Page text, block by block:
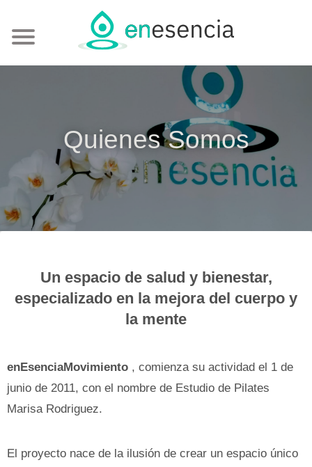
Quienes Somos
Un espacio de salud y bienestar,
especializado en la mejora del cuerpo y
la mente
enEsenciaMovimiento , comienza su actividad el 1 de
junio de 2011, con el nombre de Estudio de Pilates
Marisa Rodriguez.
El proyecto nace de la ilusión de crear un espacio único